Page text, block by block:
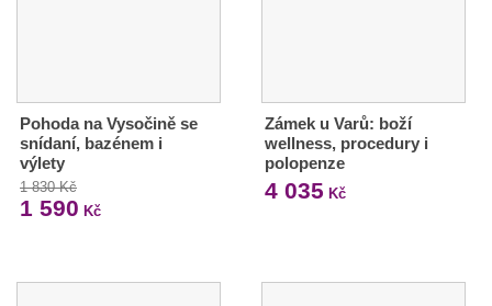
Pohoda na Vysočině se
snídaní, bazénem i
výlety
1 830 Kč
1 590 Kč
Zámek u Varů: boží
wellness, procedury i
polopenze
4 035 Kč